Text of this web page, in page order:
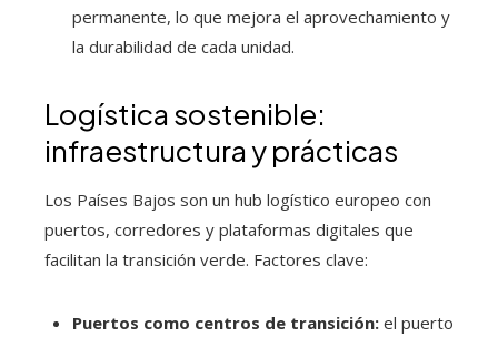
permanente, lo que mejora el aprovechamiento y
la durabilidad de cada unidad.
Logística sostenible:
infraestructura y prácticas
Los Países Bajos son un hub logístico europeo con
puertos, corredores y plataformas digitales que
facilitan la transición verde. Factores clave:
Puertos como centros de transición: el puerto